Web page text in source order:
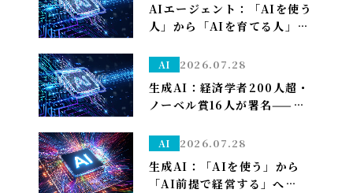
Opus、「集める・手を動か
す」はSonnet～
AIエージェント：「AIを使う
人」から「AIを育てる人」へ
管理部はこう備える
AI 2026.07.28
生成AI：経済学者200人超・
ノーベル賞16人が署名——
AIの雇用喪失リスクに警鐘
AI 2026.07.28
生成AI：「AIを使う」から
「AI前提で経営する」へ——